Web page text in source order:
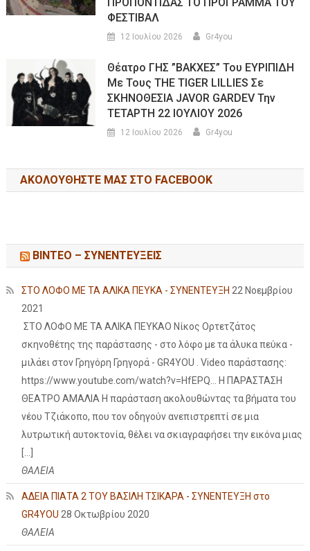
ΠΡΟΠΟΝΤΙΔΑΣ ΤΟ ΠΡΟΓΡΑΜΜΑ ΤΟΥ
ΦΕΣΤΙΒΑΛ
12 Ιουλίου 2026 Gr4you
Θέατρο ΓΗΣ ”ΒΑΚΧΕΣ” Του ΕΥΡΙΠΙΔΗ
Με Τους THE TIGER LILLIES Σε
ΣΚΗΝΟΘΕΣΙΑ JAVOR GARDEV Την
ΤΕΤΑΡΤΗ 22 ΙΟΥΛΙΟΥ 2026
12 Ιουλίου 2026 Gr4you
ΑΚΟΛΟΥΘΉΣΤΕ ΜΑΣ ΣΤΟ FACEBOOK
ΒΙΝΤΕΟ – ΣΥΝΕΝΤΕΥΞΕΙΣ
ΣΤΟ ΛΟΦΟ ΜΕ ΤΑ ΑΛΙΚΑ ΠΕΥΚΑ - ΣΥΝΕΝΤΕΥΞΗ 22 Νοεμβρίου
2021
ΣΤΟ ΛΟΦΟ ΜΕ ΤΑ ΑΛΙΚΑ ΠΕΥΚΑΟ Νίκος Ορτετζάτος
σκηνοθέτης της παράστασης - στο λόφο με τα άλυκα πεύκα -
μιλάει στον Γρηγόρη Γρηγορά - GR4YOU . Video παράστασης:
https://www.youtube.com/watch?v=HfEPQ... Η ΠΑΡΑΣΤΑΣΗ
ΘΕΑΤΡΟ ΑΜΑΛΙΑ Η παράσταση ακολουθώντας τα βήματα του
νέου Τζιάκοπο, που τον οδηγούν ανεπιστρεπτί σε μια
λυτρωτική αυτοκτονία, θέλει να σκιαγραφήσει την εικόνα μιας
[…]
ΘΑΛΕΙΑ
ΑΔΕΙΑ ΠΙΑΤΑ 2 ΤΟΥ ΒΑΣΙΛΗ ΤΣΙΚΑΡΑ - ΣΥΝΕΝΤΕΥΞΗ στο
GR4YOU 28 Οκτωβρίου 2020
ΘΑΛΕΙΑ